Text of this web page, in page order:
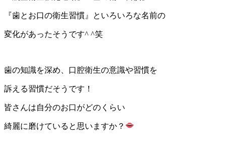
『歯とお口の衛生習慣』といろいろな名前の
変化があったそうです^ ^笑
歯の知識を深め、口腔衛生の意識や習慣を
訴える習慣だそうです！
皆さんは自分のお口がどのくらい
綺麗に磨けていると思いますか？